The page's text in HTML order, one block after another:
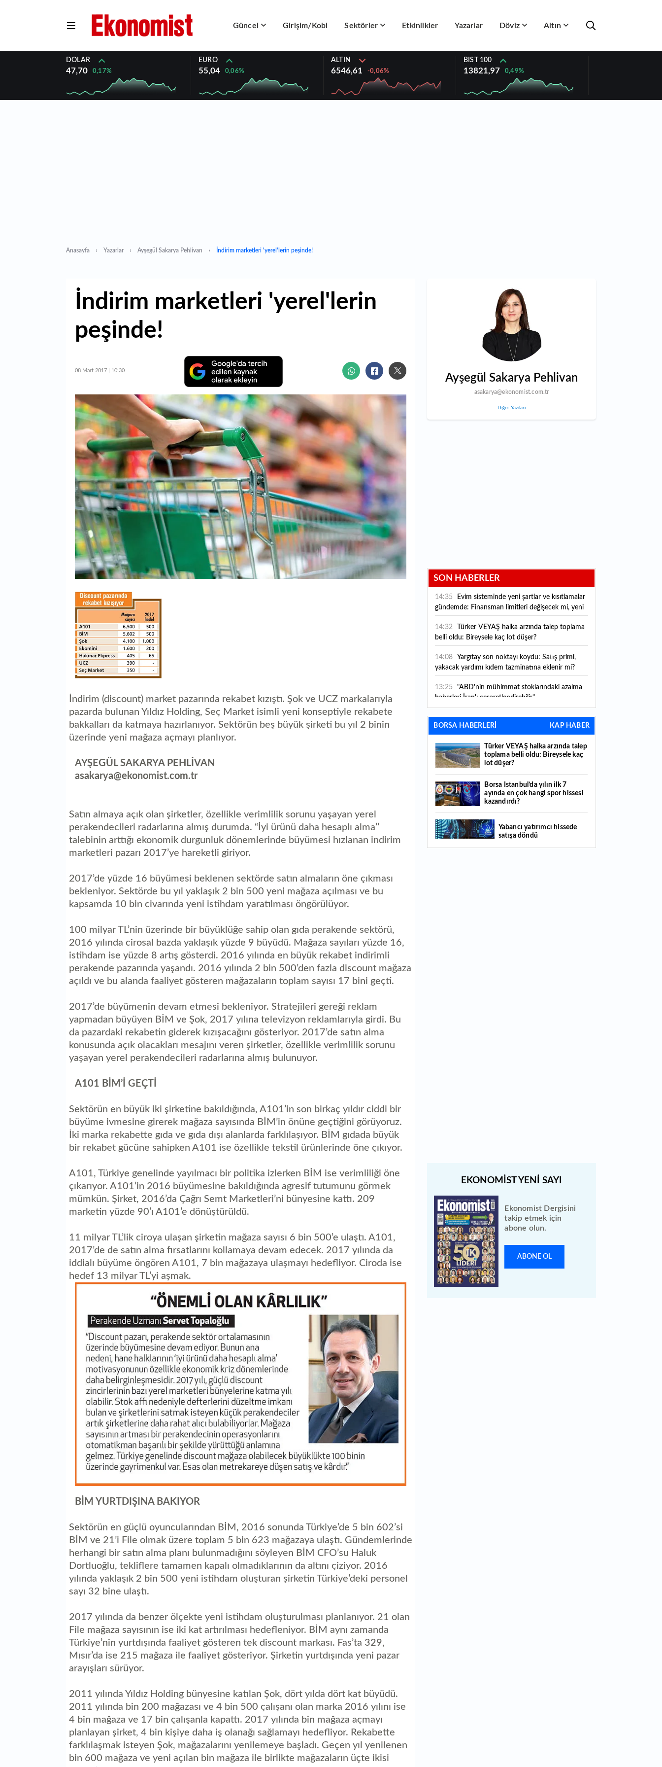
Güncel Girişim/Kobi Sektörler Etkinlikler Yazarlar Döviz Altın
DOLAR
47,70 0,17%
EURO
55,04 0,06%
ALTIN
6546,61 -0,06%
BIST 100
13821,97 0,49%
Anasayfa Yazarlar Ayşegül Sakarya Pehlivan İndirim marketleri 'yerel'lerin peşinde!
İndirim marketleri 'yerel'lerin
peşinde!
08 Mart 2017 | 10:30
İndirim (discount) market pazarında rekabet kızıştı. Şok ve UCZ markalarıyla
pazarda bulunan Yıldız Holding, Seç Market isimli yeni konseptiyle rekabete
bakkalları da katmaya hazırlanıyor. Sektörün beş büyük şirketi bu yıl 2 binin
üzerinde yeni mağaza açmayı planlıyor.
AYŞEGÜL SAKARYA PEHLİVAN
asakarya@ekonomist.com.tr
Satın almaya açık olan şirketler, özellikle verimlilik sorunu yaşayan yerel
perakendecileri radarlarına almış durumda. “İyi ürünü daha hesaplı alma’’
talebinin arttığı ekonomik durgunluk dönemlerinde büyümesi hızlanan indirim
marketleri pazarı 2017’ye hareketli giriyor.
2017’de yüzde 16 büyümesi beklenen sektörde satın almaların öne çıkması
bekleniyor. Sektörde bu yıl yaklaşık 2 bin 500 yeni mağaza açılması ve bu
kapsamda 10 bin civarında yeni istihdam yaratılması öngörülüyor.
100 milyar TL’nin üzerinde bir büyüklüğe sahip olan gıda perakende sektörü,
2016 yılında cirosal bazda yaklaşık yüzde 9 büyüdü. Mağaza sayıları yüzde 16,
istihdam ise yüzde 8 artış gösterdi. 2016 yılında en büyük rekabet indirimli
perakende pazarında yaşandı. 2016 yılında 2 bin 500’den fazla discount mağaza
açıldı ve bu alanda faaliyet gösteren mağazaların toplam sayısı 17 bini geçti.
2017’de büyümenin devam etmesi bekleniyor. Stratejileri gereği reklam
yapmadan büyüyen BİM ve Şok, 2017 yılına televizyon reklamlarıyla girdi. Bu
da pazardaki rekabetin giderek kızışacağını gösteriyor. 2017’de satın alma
konusunda açık olacakları mesajını veren şirketler, özellikle verimlilik sorunu
yaşayan yerel perakendecileri radarlarına almış bulunuyor.
A101 BİM’İ GEÇTİ
Sektörün en büyük iki şirketine bakıldığında, A101’in son birkaç yıldır ciddi bir
büyüme ivmesine girerek mağaza sayısında BİM’in önüne geçtiğini görüyoruz.
İki marka rekabette gıda ve gıda dışı alanlarda farklılaşıyor. BİM gıdada büyük
bir rekabet gücüne sahipken A101 ise özellikle tekstil ürünlerinde öne çıkıyor.
A101, Türkiye genelinde yayılmacı bir politika izlerken BİM ise verimliliği öne
çıkarıyor. A101’in 2016 büyümesine bakıldığında agresif tutumunu görmek
mümkün. Şirket, 2016’da Çağrı Semt Marketleri’ni bünyesine kattı. 209
marketin yüzde 90’ı A101’e dönüştürüldü.
11 milyar TL’lik ciroya ulaşan şirketin mağaza sayısı 6 bin 500’e ulaştı. A101,
2017’de de satın alma fırsatlarını kollamaya devam edecek. 2017 yılında da
iddialı büyüme öngören A101, 7 bin mağazaya ulaşmayı hedefliyor. Ciroda ise
hedef 13 milyar TL’yi aşmak.
BİM YURTDIŞINA BAKIYOR
Sektörün en güçlü oyuncularından BİM, 2016 sonunda Türkiye’de 5 bin 602’si
BİM ve 21’i File olmak üzere toplam 5 bin 623 mağazaya ulaştı. Gündemlerinde
herhangi bir satın alma planı bulunmadığını söyleyen BİM CFO’su Haluk
Dortluoğlu, tekliflere tamamen kapalı olmadıklarının da altını çiziyor. 2016
yılında yaklaşık 2 bin 500 yeni istihdam oluşturan şirketin Türkiye’deki personel
sayı 32 bine ulaştı.
2017 yılında da benzer ölçekte yeni istihdam oluşturulması planlanıyor. 21 olan
File mağaza sayısının ise iki kat artırılması hedefleniyor. BİM aynı zamanda
Türkiye’nin yurtdışında faaliyet gösteren tek discount markası. Fas’ta 329,
Mısır’da ise 215 mağaza ile faaliyet gösteriyor. Şirketin yurtdışında yeni pazar
arayışları sürüyor.
2011 yılında Yıldız Holding bünyesine katılan Şok, dört yılda dört kat büyüdü.
2011 yılında bin 200 mağazası ve 4 bin 500 çalışanı olan marka 2016 yılını ise
4 bin mağaza ve 17 bin çalışanla kapattı. 2017 yılında bin mağaza açmayı
planlayan şirket, 4 bin kişiye daha iş olanağı sağlamayı hedefliyor. Rekabette
farklılaşmak isteyen Şok, mağazalarını yenilemeye başladı. Geçen yıl yenilenen
bin 600 mağaza ve yeni açılan bin mağaza ile birlikte mağazaların üçte ikisi
Ayşegül Sakarya Pehlivan
asakarya@ekonomist.com.tr
Diğer Yazıları
SON HABERLER
14:35
gündemde: Finansman limitleri değişecek mi, yeni
kurallar neler?
14:32
belli oldu: Bireysele kaç lot düşer?
14:08
yakacak yardımı kıdem tazminatına eklenir mi?
13:25
"ABD'nin mühimmat stoklarındaki azalma
haberleri İran'ı cesaretlendirebilir"
13:19 OMODA | JAECOO ilk kez 2026 Paris
Otomobil Fuarı’nda yerini alacak
13:14 Ahbap derneğinin yönetimine kayyum
atandı
United'dan Celta Vigo'ya kiralandı
13:07 Borsa İstanbul’da yılın ilk 7 ayında en çok
hangi spor hissesi kazandırdı?
12:47 Hafta içi memur, hafta sonu üretici:
Çocukluk merakını markaya dönüştürdü
BORSA HABERLERİ KAP HABER
Türker VEYAŞ halka arzında talep
toplama belli oldu: Bireysele kaç
lot düşer?
Borsa İstanbul’da yılın ilk 7
ayında en çok hangi spor hissesi
kazandırdı?
Yabancı yatırımcı hissede
satışa döndü
Ekonomist Dergisini
takip etmek için
abone olun.
ABONE OL